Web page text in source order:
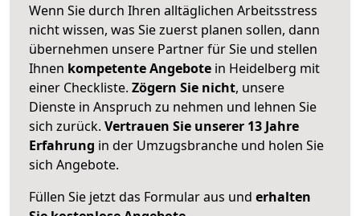
Wenn Sie durch Ihren alltäglichen Arbeitsstress
nicht wissen, was Sie zuerst planen sollen, dann
übernehmen unsere Partner für Sie und stellen
Ihnen kompetente Angebote in Heidelberg mit
einer Checkliste. Zögern Sie nicht, unsere
Dienste in Anspruch zu nehmen und lehnen Sie
sich zurück. Vertrauen Sie unserer 13 Jahre
Erfahrung in der Umzugsbranche und holen Sie
sich Angebote.
Füllen Sie jetzt das Formular aus und erhalten